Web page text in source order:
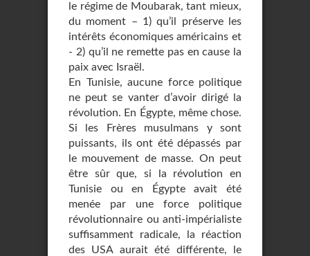
le régime de Moubarak, tant mieux,
du moment – 1) qu’il préserve les
intérêts économiques américains et
- 2) qu’il ne remette pas en cause la
paix avec Israël.
En Tunisie, aucune force politique
ne peut se vanter d’avoir dirigé la
révolution. En Égypte, même chose.
Si les Frères musulmans y sont
puissants, ils ont été dépassés par
le mouvement de masse. On peut
être sûr que, si la révolution en
Tunisie ou en Égypte avait été
menée par une force politique
révolutionnaire ou anti-impérialiste
suffisamment radicale, la réaction
des USA aurait été différente, le